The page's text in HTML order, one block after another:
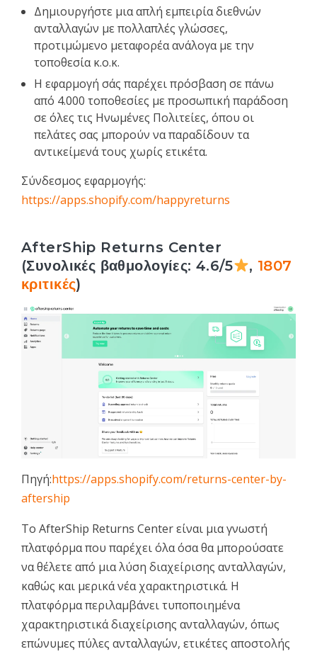
Δημιουργήστε μια απλή εμπειρία διεθνών
ανταλλαγών με πολλαπλές γλώσσες,
προτιμώμενο μεταφορέα ανάλογα με την
τοποθεσία κ.ο.κ.
Η εφαρμογή σάς παρέχει πρόσβαση σε πάνω
από 4.000 τοποθεσίες με προσωπική παράδοση
σε όλες τις Ηνωμένες Πολιτείες, όπου οι
πελάτες σας μπορούν να παραδίδουν τα
αντικείμενά τους χωρίς ετικέτα.
Σύνδεσμος εφαρμογής:
https://apps.shopify.com/happyreturns
AfterShip Returns Center
(Συνολικές βαθμολογίες: 4.6/5
, 1807
κριτικές)
Πηγή:https://apps.shopify.com/returns-center-by-
aftership
Το AfterShip Returns Center είναι μια γνωστή
πλατφόρμα που παρέχει όλα όσα θα μπορούσατε
να θέλετε από μια λύση διαχείρισης ανταλλαγών,
καθώς και μερικά νέα χαρακτηριστικά. Η
πλατφόρμα περιλαμβάνει τυποποιημένα
χαρακτηριστικά διαχείρισης ανταλλαγών, όπως
επώνυμες πύλες ανταλλαγών, ετικέτες αποστολής